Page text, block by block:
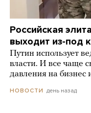
Российская
выходит из-под
Путин использует
власти. И все чаще
давления на бизнес
НОВОСТИ день назад